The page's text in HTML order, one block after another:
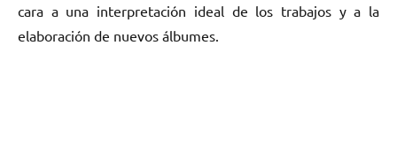
cara a una interpretación ideal de los trabajos y a la
elaboración de nuevos álbumes.